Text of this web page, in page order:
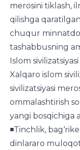
merosini tiklash,
qilishga
chuqur
tashabbusning
Islom
Xalqaro islom
sivilizatsiyasi
ommalashtirish
yangi bosqichiga
◾️Tinchlik,
dinlararo